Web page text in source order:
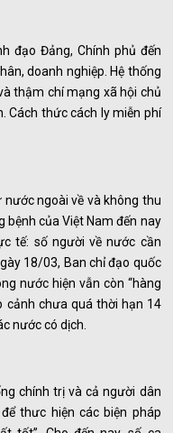
đạo Đảng, Chính phủ đến
doanh nghiệp. Hệ thống
thậm chí mạng xã hội chủ
Cách thức cách ly miễn phí
ngoài về và không thu
bệnh của Việt Nam đến nay
tế: số người về nước cần
18/03, Ban chỉ đạo quốc
nước hiện vẫn còn “hàng
cảnh chưa quá thời hạn 14
nước có dịch.
chính trị và cả người dân
thưc hiện các biện pháp